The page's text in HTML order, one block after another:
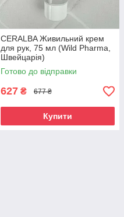
CERALBA Живильний крем
для рук, 75 мл (Wild Pharma,
Швейцарія)
Готово до відправки
627 ₴ 677 ₴
Купити